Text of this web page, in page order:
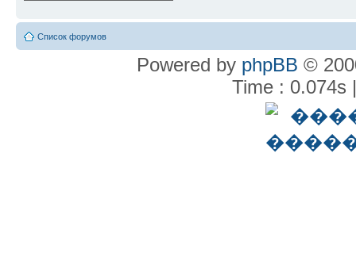
Список форумов
Powered by phpBB ©
Time : 0.074s